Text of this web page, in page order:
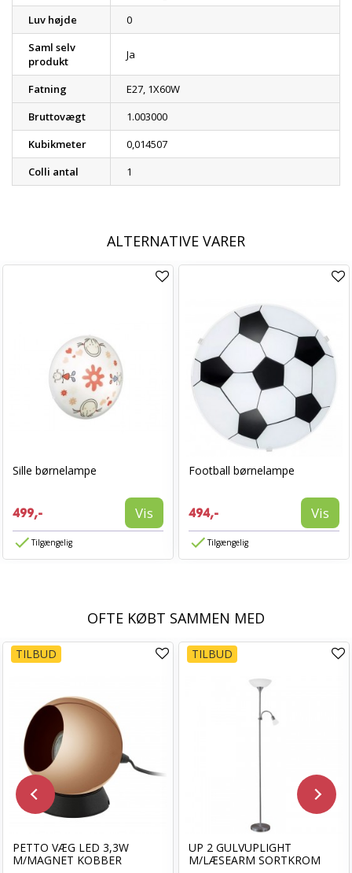
Luv højde
0
Saml selv
produkt
Ja
Fatning
E27, 1X60W
Bruttovægt
1.003000
Kubikmeter
0,014507
Colli antal
1
ALTERNATIVE VARER
Sille børnelampe
499,- Vis
Tilgængelig
Football børnelampe
494,- Vis
Tilgængelig
OFTE KØBT SAMMEN MED
TILBUD
PETTO VÆG LED 3,3W
M/MAGNET KOBBER
TILBUD
UP 2 GULVUPLIGHT
M/LÆSEARM SORTKROM